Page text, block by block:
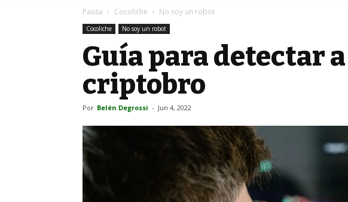
Pausa Cocoliche No soy un robot
Cocoliche No soy un robot
Guía para detectar
criptobro
Por Belén Degrossi - Jun 4, 2022